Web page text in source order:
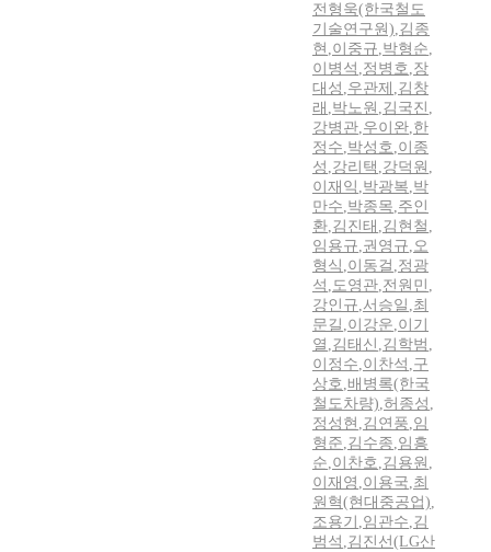
전형욱(한국철도
기술연구원),김종
현 ,이중규,박형순,
이병석 ,정병호,장
대성 ,우관제 ,김창
래 ,박노원 ,김국진 ,
강병관,우이완,한
정수,박성호,이종
성 ,강리택 ,강덕원 ,
이재익 ,박광복,박
만수,박종목,주인
환,김진태 ,김현철 ,
임용규,권영규,오
형식 ,이동걸 ,정광
석 ,도영관,전원민 ,
강인규,서승일 ,최
문길 ,이강운,이기
열 ,김태신 ,김학범 ,
이정수,이찬석 ,구
상호,배병록(한국
철도차량),허종성 ,
정성현 ,김연풍,임
형준,김수종,임흥
순,이찬호,김용원 ,
이재영 ,이용국,최
원혁(현대중공업),
조용기 ,임관수,김
범석 ,김진선(LG산